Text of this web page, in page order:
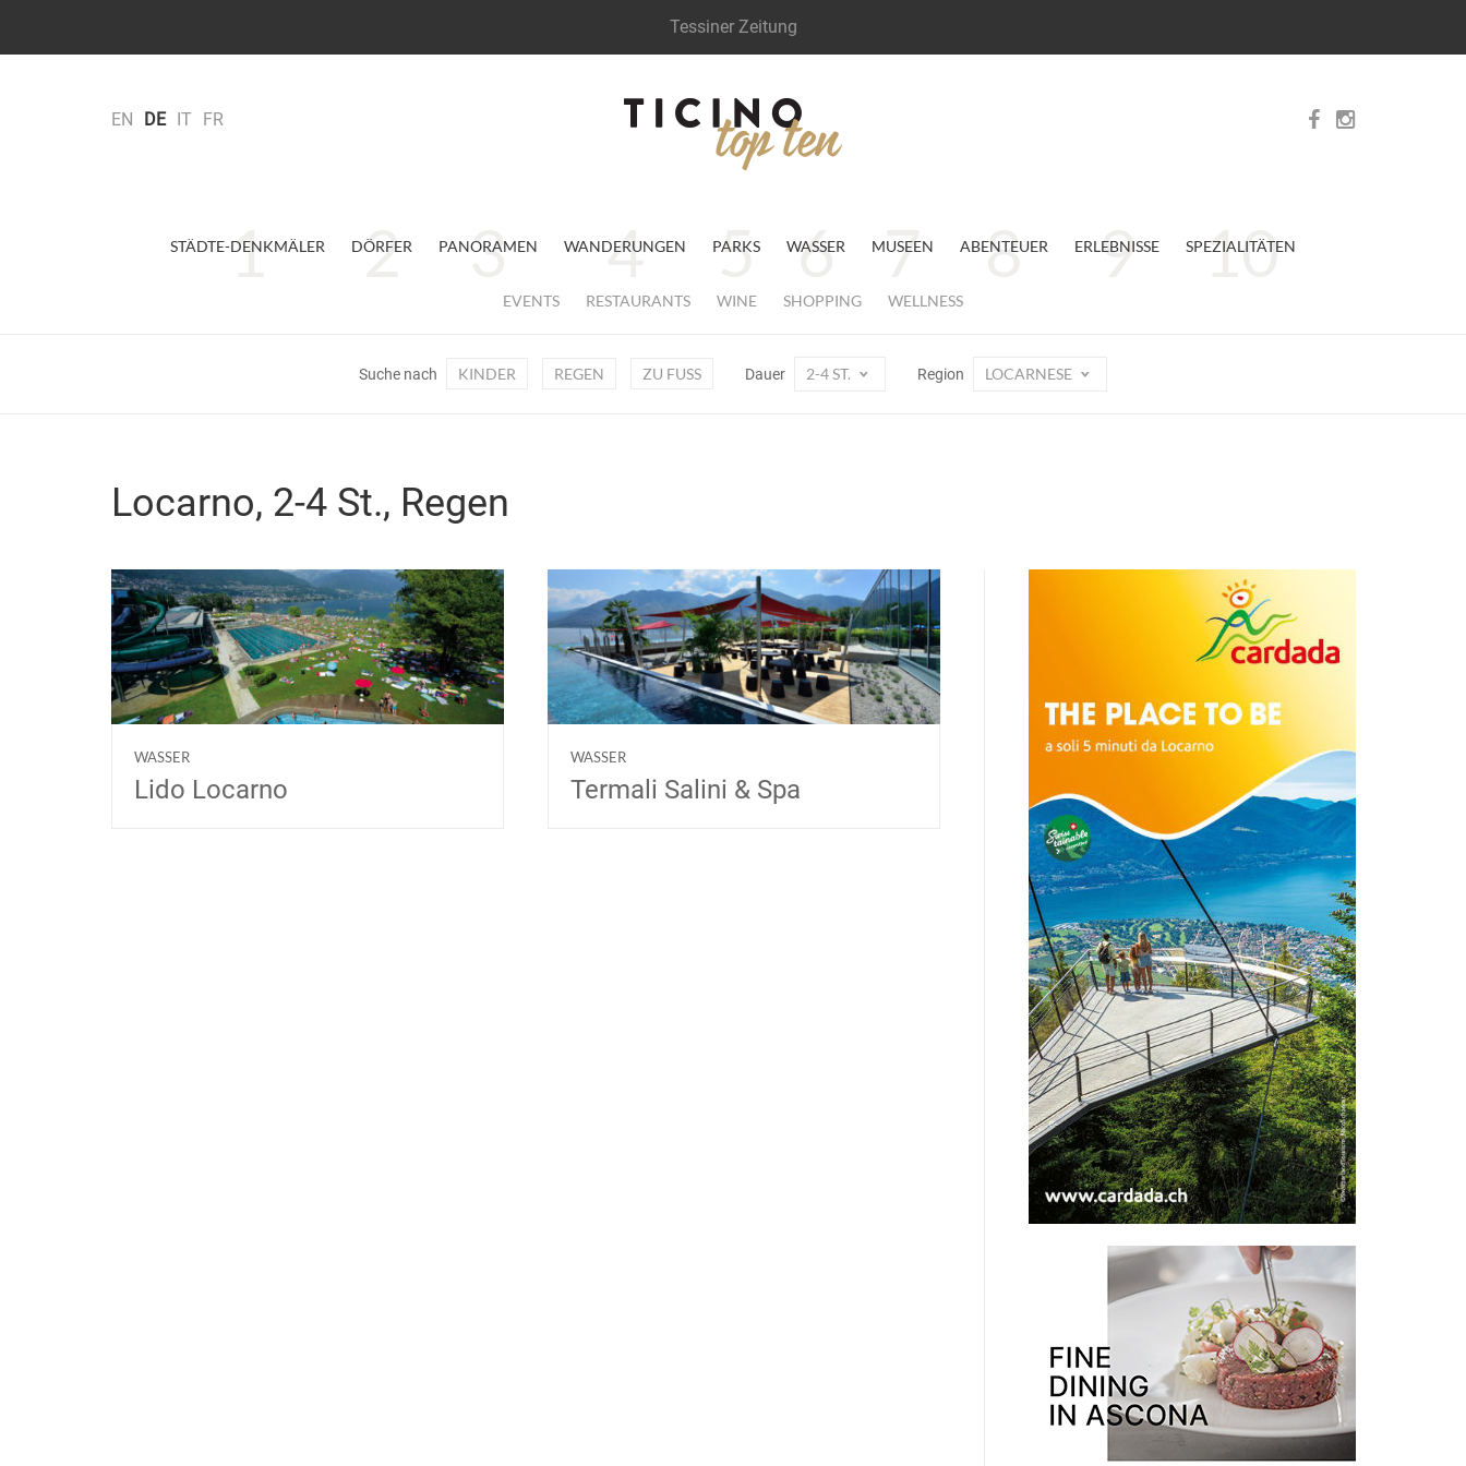
Tessiner Zeitung
EN DE IT FR
STÄDTE-DENKMÄLER DÖRFER PANORAMEN WANDERUNGEN PARKS WASSER MUSEEN ABENTEUER ERLEBNISSE SPEZIALITÄTEN
EVENTS RESTAURANTS WINE SHOPPING WELLNESS
Suche nach KINDER REGEN ZU FUSS Dauer 2-4 ST. Region LOCARNESE
Locarno, 2-4 St., Regen
WASSER
Lido Locarno
WASSER
Termali Salini & Spa